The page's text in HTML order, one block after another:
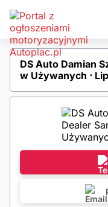
DS Auto Damian
w Używanych ⋅